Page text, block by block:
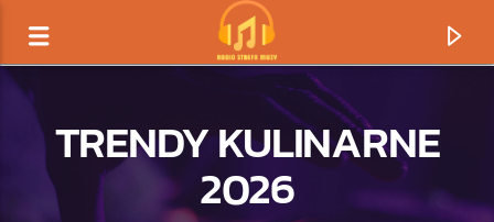
TRENDY KULINARNE
2026